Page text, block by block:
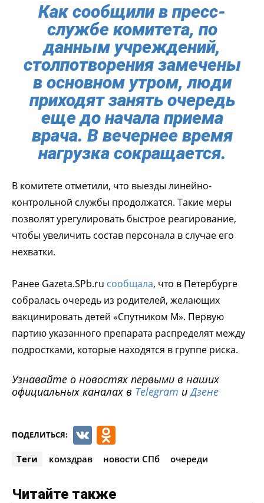
Как сообщили в пресс-
службе комитета, по
данным учреждений,
столпотворения замечены
в основном утром, люди
приходят занять очередь
еще до начала приема
врача. В вечернее время
нагрузка сокращается.
В комитете отметили, что выезды линейно-
контрольной службы продолжатся. Такие меры
позволят урегулировать быстрое реагирование,
чтобы увеличить состав персонала в случае его
нехватки.
Ранее Gazeta.SPb.ru сообщала, что в Петербурге
собралась очередь из родителей, желающих
вакцинировать детей «Спутником М». Первую
партию указанного препарата распределят между
подростками, которые находятся в группе риска.
Узнавайте о новостях первыми в наших
официальных каналах в Telegram иДзене
ПОДЕЛИТЬСЯ: VK
Теги комздрав новости СПб очереди
Читайте также